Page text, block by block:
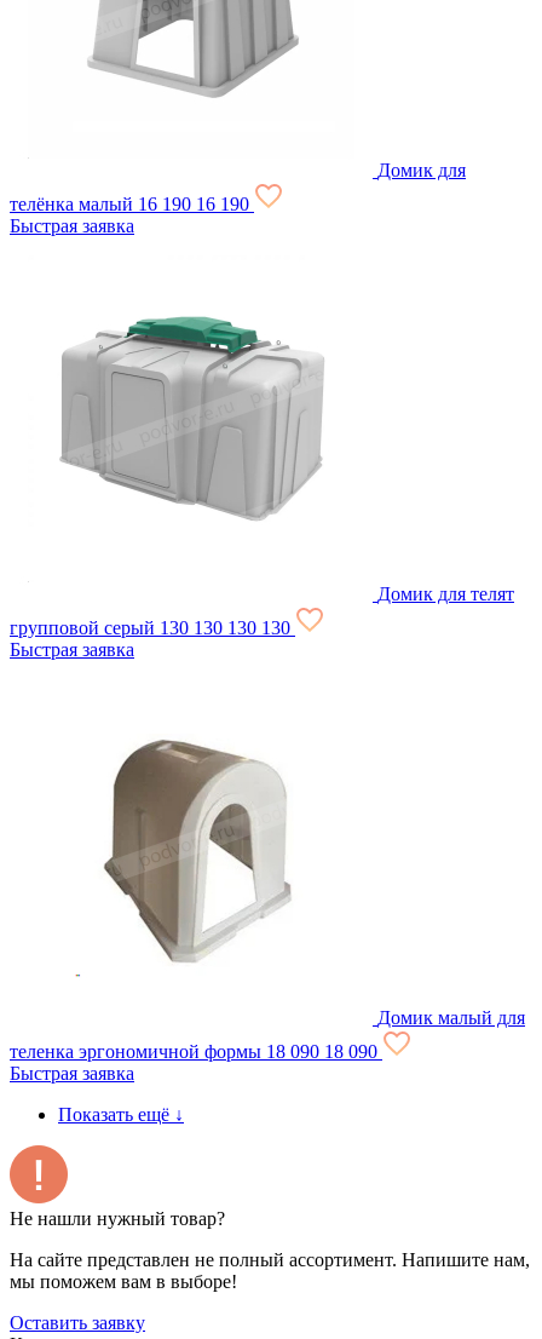
Домик для
телёнка малый 16 190 16 190
Быстрая заявка
Домик для телят
групповой серый 130 130 130 130
Быстрая заявка
Домик малый для
теленка эргономичной формы 18 090 18 090
Быстрая заявка
Показать ещё ↓
Не нашли нужный товар?
На сайте представлен не полный ассортимент. Напишите нам,
мы поможем вам в выборе!
Оставить заявку